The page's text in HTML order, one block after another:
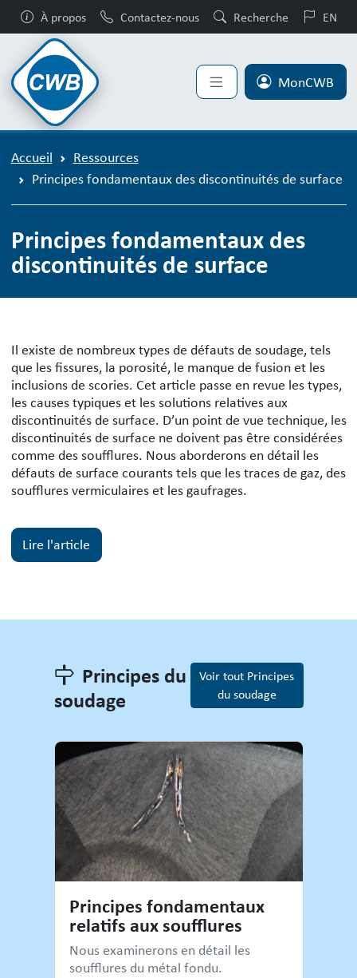
À propos Contactez-nous Recherche EN
MonCWB
Accueil
Ressources
Principes fondamentaux des discontinuités de surface
Principes fondamentaux des
discontinuités de surface
Principes fondamentaux des
Il existe de nombreux types de défauts de soudage, tels
que les fissures, la porosité, le manque de fusion et les
inclusions de scories. Cet article passe en revue les types,
les causes typiques et les solutions relatives aux
discontinuités de surface. D’un point de vue technique, les
discontinuités de surface ne doivent pas être considérées
comme des soufflures. Nous aborderons en détail les
défauts de surface courants tels que les traces de gaz, des
soufflures vermiculaires et les gaufrages.
Lire l'article
Principes du
soudage
Voir tout Principes
du soudage
Principes du soudage
Principes fondamentaux
relatifs aux soufflures
Nous examinerons en détail les
soufflures du métal fondu.